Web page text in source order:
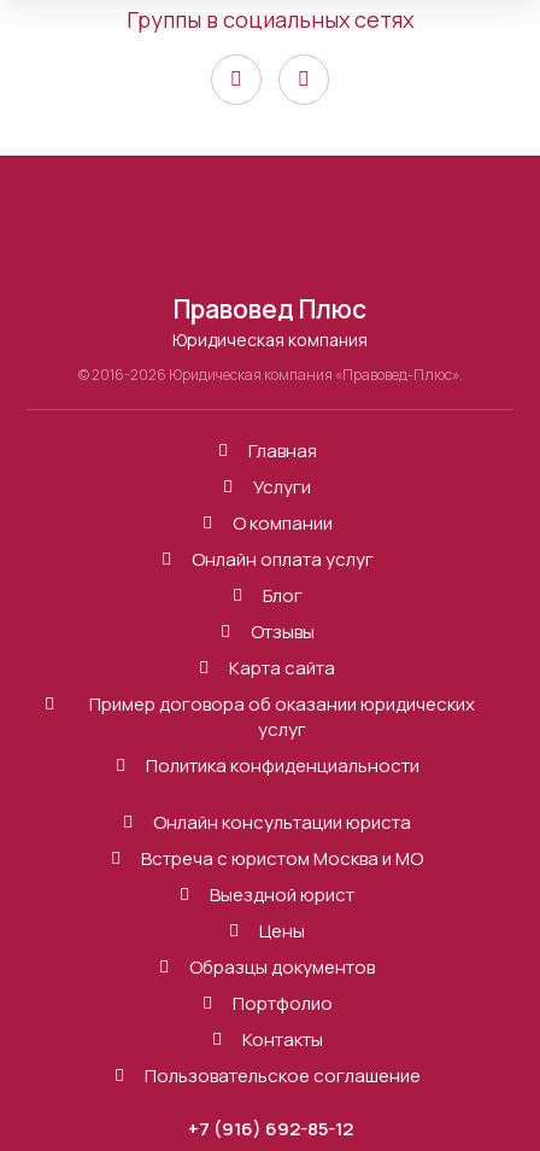
Группы в социальных сетях
Правовед Плюс
Юридическая компания
© 2016-2026 Юридическая компания «Правовед-Плюс».
Главная
Услуги
О компании
Онлайн оплата услуг
Блог
Отзывы
Карта сайта
Пример договора об оказании юридических
услуг
Политика конфиденциальности
Онлайн консультации юриста
Встреча с юристом Москва и МО
Выездной юрист
Цены
Образцы документов
Портфолио
Контакты
Пользовательское соглашение
+7 (916) 692-85-12